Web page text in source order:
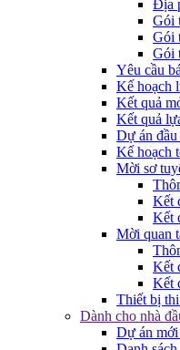
Địa
Gói
Gói
Gói
Yêu cầu
Kế hoạch
Kết quả
Kết quả
Dự án
Kế hoạch
Mời sơ
Kết
Kết
Mời quan
Kết
Kết
Thiết bị
Dành cho nhà
Dự án